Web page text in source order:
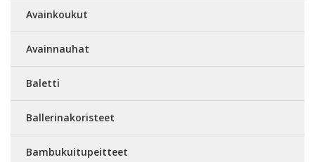
Avainkoukut
Avainnauhat
Baletti
Ballerinakoristeet
Bambukuitupeitteet